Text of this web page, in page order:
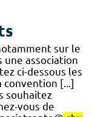
sur le
une association
ci-dessous les
[...]
souhaitez
vous de